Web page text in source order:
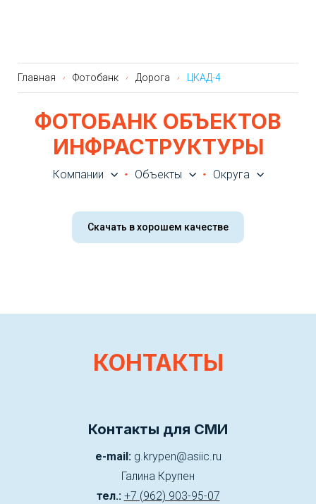
Главная Фотобанк Дорога ЦКАД-4
ФОТОБАНК ОБЪЕКТОВ
ИНФРАСТРУКТУРЫ
Компании Объекты Округа
Скачать в хорошем качестве
КОНТАКТЫ
Контакты для СМИ
e-mail:g.krypen@asiic.ru
Галина Крупен
тел.: +7 (962) 903-95-07